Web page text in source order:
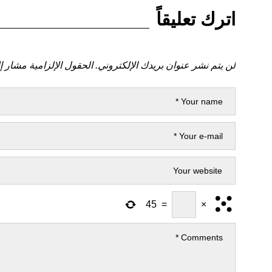
اترك تعليقاً
لن يتم نشر عنوان بريدك الإلكتروني. الحقول الإلزامية مشار
×
=
45